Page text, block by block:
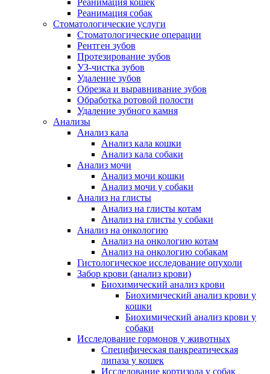
Реанимация кошек
Реанимация собак
Стоматологические услуги
Стоматологические операции
Рентген зубов
Протезирование зубов
УЗ-чистка зубов
Удаление зубов
Обрезка и выравнивание зубов
Обработка ротовой полости
Удаление зубного камня
Анализы
Анализ кала
Анализ кала кошки
Анализ кала собаки
Анализ мочи
Анализ мочи кошки
Анализ мочи у собаки
Анализ на глисты
Анализ на глисты котам
Анализ на глисты у собаки
Анализ на онкологию
Анализ на онкологию котам
Анализ на онкологию собакам
Гистологическое исследование опухоли
Забор крови (анализ крови)
Биохимический анализ крови
Биохимический анализ крови у
кошки
Биохимический анализ крови у
собаки
Исследование гормонов у животных
Специфическая панкреатическая
липаза у кошек
Исследование кортизола у собак